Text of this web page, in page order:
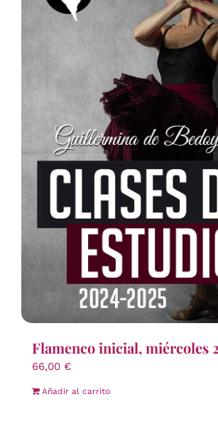
Flamenco inicial, miércoles
66,00 €
Añadir al carrito